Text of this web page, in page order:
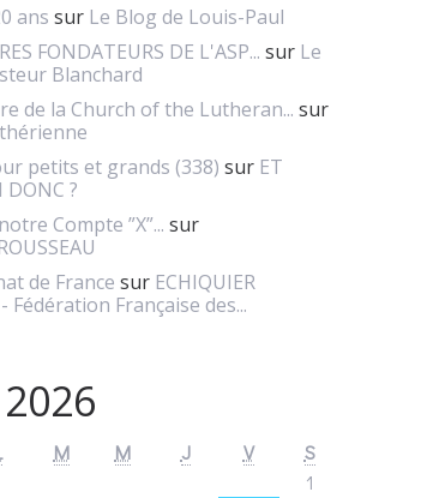
ans sur Le Blog de Louis-Paul
FONDATEURS DE L'ASP... sur Le
Blanchard
de la Church of the Lutheran... sur
petits et grands (338) sur ET
DONC ?
Compte ”X”... sur
de France sur ECHIQUIER
Fédération Française des...
M M J V
S
1